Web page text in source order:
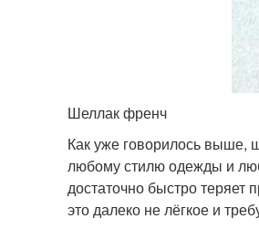
Шеллак френч
Как уже говорилось выше,
любому стилю одежды и
достаточно быстро теряет
это далеко не лёгкое и